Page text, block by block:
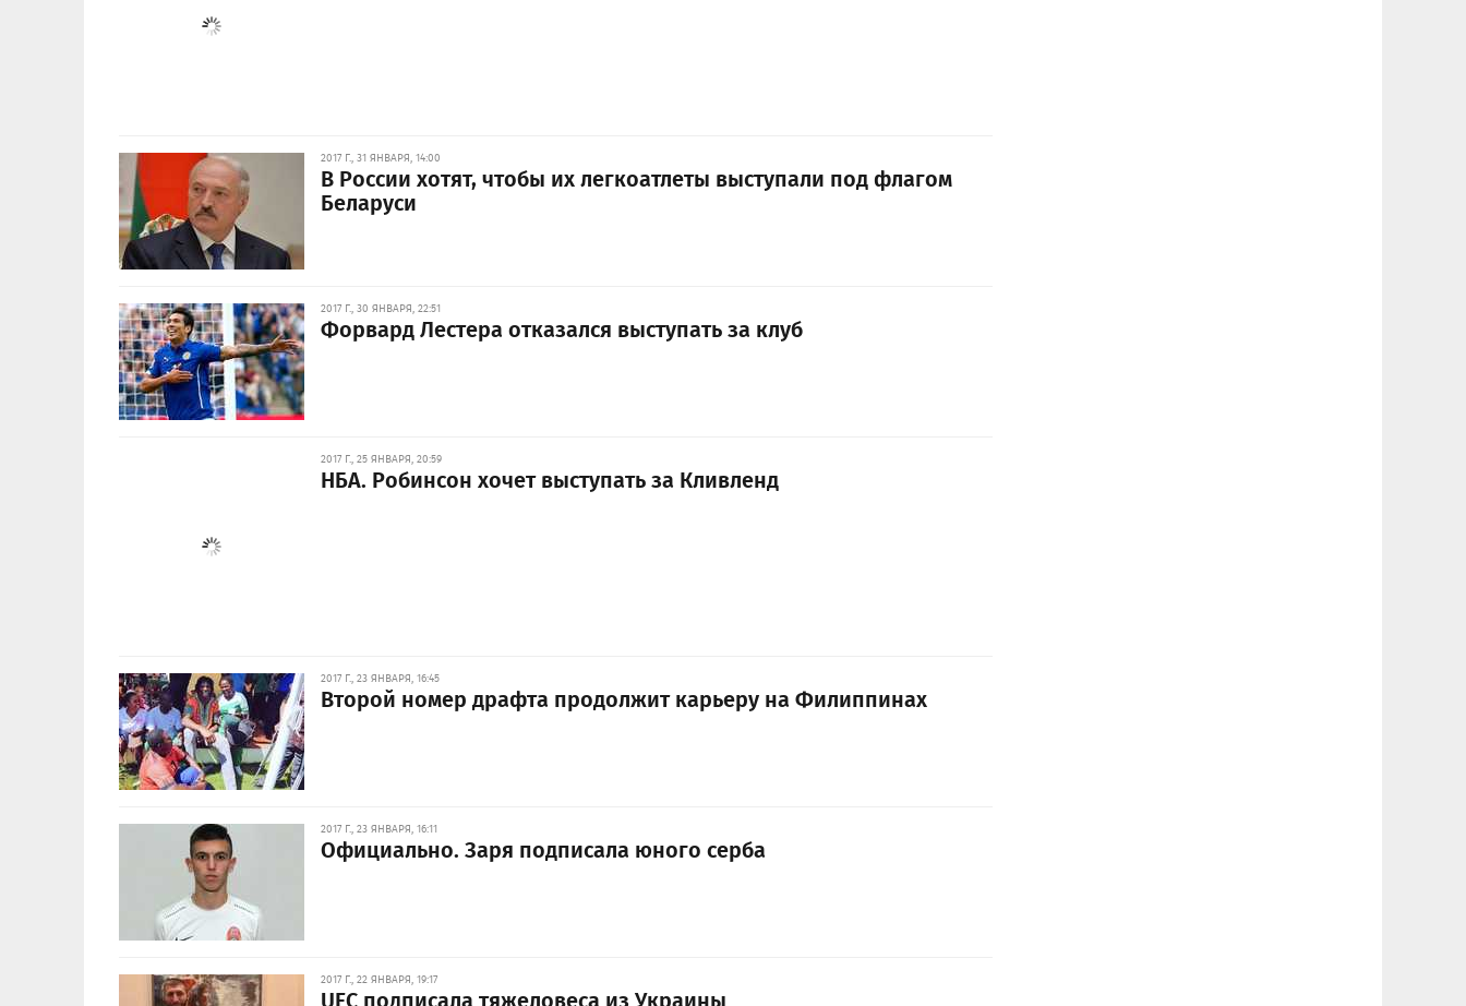
2017 Г., 31 ЯНВАРЯ, 14:00
В России хотят, чтобы их легкоатлеты выступали под флагом
Беларуси
2017 Г., 30 ЯНВАРЯ, 22:51
Форвард Лестера отказался выступать за клуб
2017 Г., 25 ЯНВАРЯ, 20:59
НБА. Робинсон хочет выступать за Кливленд
2017 Г., 23 ЯНВАРЯ, 16:45
Второй номер драфта продолжит карьеру на Филиппинах
2017 Г., 23 ЯНВАРЯ, 16:11
Официально. Заря подписала юного серба
2017 Г., 22 ЯНВАРЯ, 19:17
UFC подписала тяжеловеса из Украины